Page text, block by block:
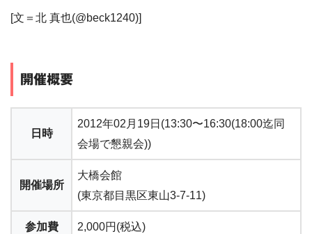
[文＝北 真也(@beck1240)]
開催概要
日時
2012年02月19日(13:30〜16:30(18:00迄同
会場で懇親会))
開催場所
大橋会館
(東京都目黒区東山3-7-11)
参加費 2,000円(税込)